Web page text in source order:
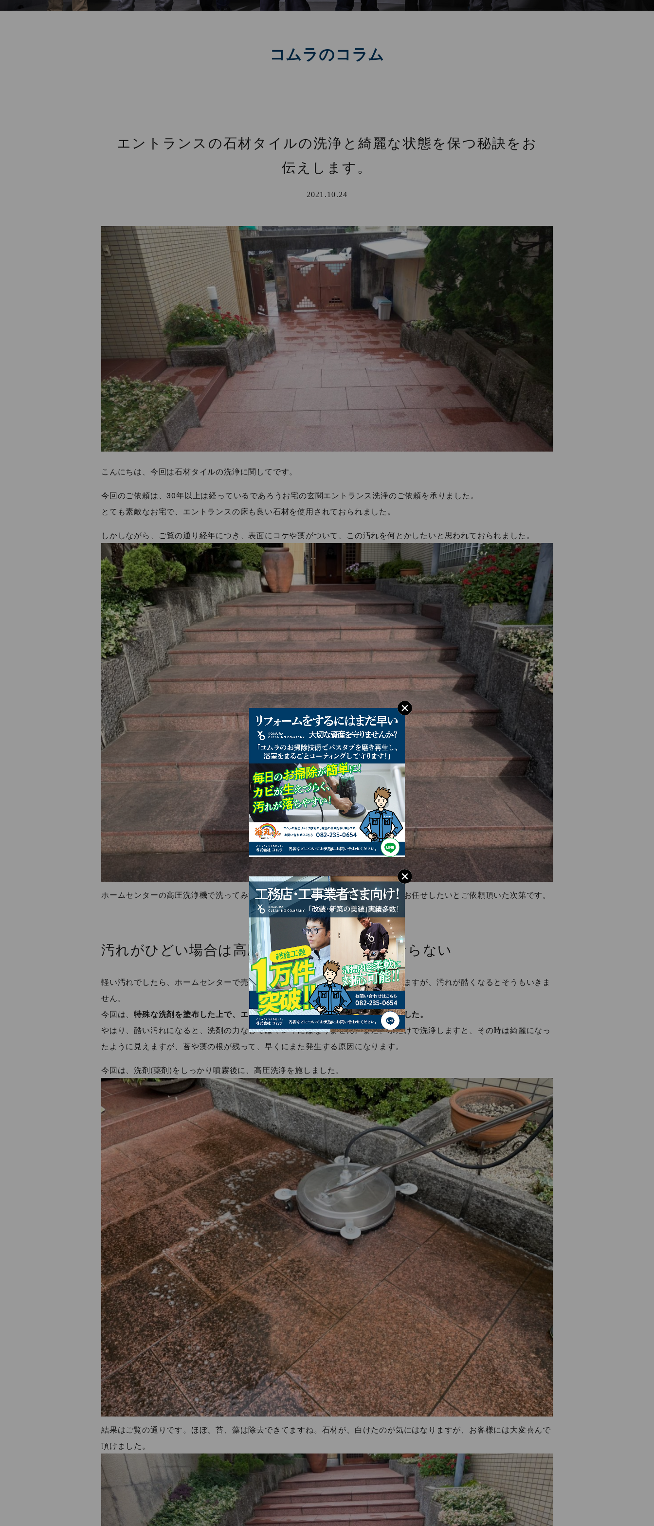
コムラのコラム
エントランスの石材タイルの洗浄と綺麗な状態を保つ秘訣をお
伝えします。
2021.10.24
こんにちは、今回は石材タイルの洗浄に関してです。
今回のご依頼は、30年以上は経っているであろうお宅の玄関エントランス洗浄のご依頼を承りました。
とても素敵なお宅で、エントランスの床も良い石材を使用されておられました。
しかしながら、ご覧の通り経年につき、表面にコケや藻がついて、この汚れを何とかしたいと思われておられました。
ホームセンターの高圧洗浄機で洗ってみても、中々キレイにならないので、プロにお任せしたいとご依頼頂いた次第です。
汚れがひどい場合は高圧洗浄機でもきれいにならない
軽い汚れでしたら、ホームセンターで売られてます高圧洗浄機でもキレイにはなりますが、汚れが酷くなるとそうもいきま
せん。
今回は、特殊な洗剤を塗布した上で、エンジン式高圧洗浄機にて洗浄させて頂きました。
やはり、酷い汚れになると、洗剤の力なしではキレイにはなりません。また、水だけで洗浄しますと、その時は綺麗になっ
たように見えますが、苔や藻の根が残って、早くにまた発生する原因になります。
今回は、洗剤(薬剤)をしっかり噴霧後に、高圧洗浄を施しました。
結果はご覧の通りです。ほぼ、苔、藻は除去できてますね。石材が、白けたのが気にはなりますが、お客様には大変喜んで
頂けました。